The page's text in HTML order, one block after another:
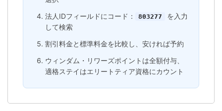
法人IDフィールドにコード：
803277
を入力
して検索
割引料金と標準料金を比較し、安ければ予約
ウィンダム・リワーズポイントは全額付与、
適格ステイはエリートティア資格にカウント